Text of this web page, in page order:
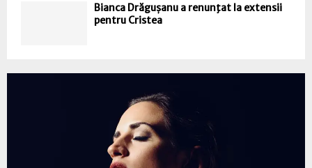
Bianca Drăgușanu a renunţat la extensii
pentru Cristea